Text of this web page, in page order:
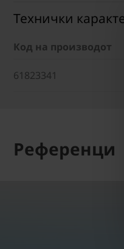
Технички
Код на производот
61823341
Референци